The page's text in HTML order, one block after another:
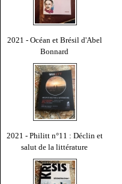
2021 - Océan et Brésil d'Abel
Bonnard
2021 - Philitt n°11 : Déclin et
salut de la littérature